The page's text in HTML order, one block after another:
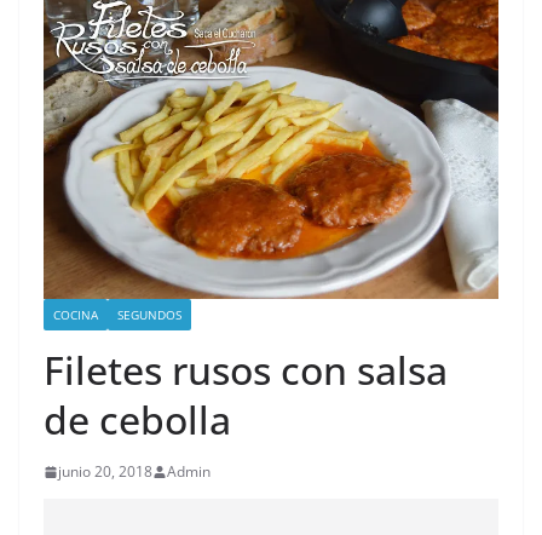
COCINA SEGUNDOS
Filetes rusos con salsa
de cebolla
junio 20, 2018 Admin